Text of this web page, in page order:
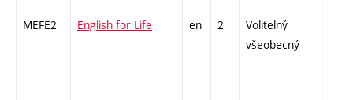
MEFE2 English for Life en 2
Volitelný
všeobecný